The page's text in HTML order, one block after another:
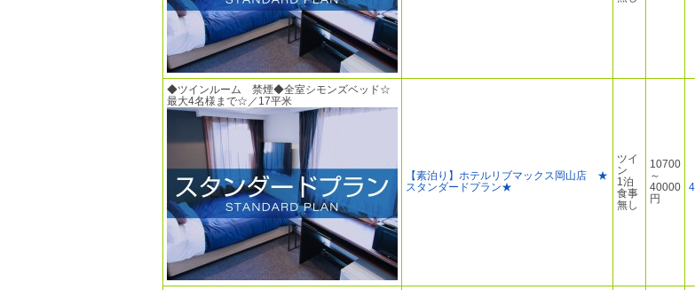
◆ツインルーム 禁煙◆全室シモンズベッド☆
最大4名様まで☆／17平米
【素泊り】ホテルリブマックス岡山店 ★
スタンダードプラン★
ツイ
ン
1泊
食事
無し
10700
～
40000
円